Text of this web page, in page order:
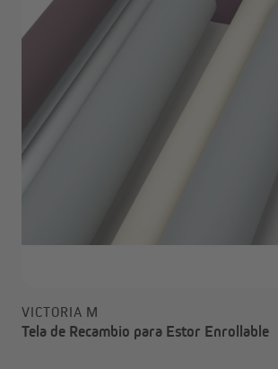
VICTORIA M
Tela de Recambio para Estor Enrollable